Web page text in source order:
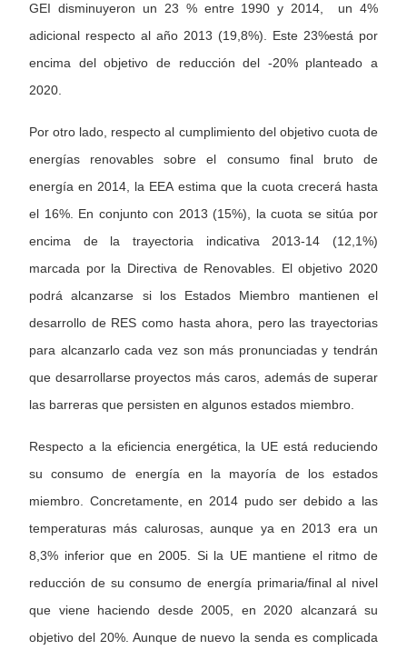
GEI disminuyeron un 23 % entre 1990 y 2014, un 4%
adicional respecto al año 2013 (19,8%). Este 23%está por
encima del objetivo de reducción del -20% planteado a
2020.
Por otro lado, respecto al cumplimiento del objetivo cuota de
energías renovables sobre el consumo final bruto de
energía en 2014, la EEA estima que la cuota crecerá hasta
el 16%. En conjunto con 2013 (15%), la cuota se sitúa por
encima de la trayectoria indicativa 2013-14 (12,1%)
marcada por la Directiva de Renovables. El objetivo 2020
podrá alcanzarse si los Estados Miembro mantienen el
desarrollo de RES como hasta ahora, pero las trayectorias
para alcanzarlo cada vez son más pronunciadas y tendrán
que desarrollarse proyectos más caros, además de superar
las barreras que persisten en algunos estados miembro.
Respecto a la eficiencia energética, la UE está reduciendo
su consumo de energía en la mayoría de los estados
miembro. Concretamente, en 2014 pudo ser debido a las
temperaturas más calurosas, aunque ya en 2013 era un
8,3% inferior que en 2005. Si la UE mantiene el ritmo de
reducción de su consumo de energía primaria/final al nivel
que viene haciendo desde 2005, en 2020 alcanzará su
objetivo del 20%. Aunque de nuevo la senda es complicada